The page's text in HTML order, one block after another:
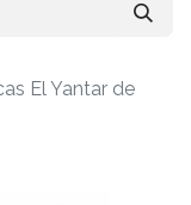
El Yantar de